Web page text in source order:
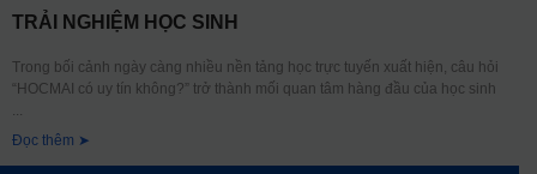
TRẢI NGHIỆM HỌC SINH
Trong bối cảnh ngày càng nhiều nền tảng học trực tuyến xuất hiện, câu hỏi
“HOCMAI có uy tín không?” trở thành mối quan tâm hàng đầu của học sinh
Đọc thêm ➤